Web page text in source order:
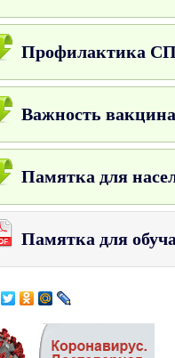
Профилактика
Важность
Памятка для
Памятка для